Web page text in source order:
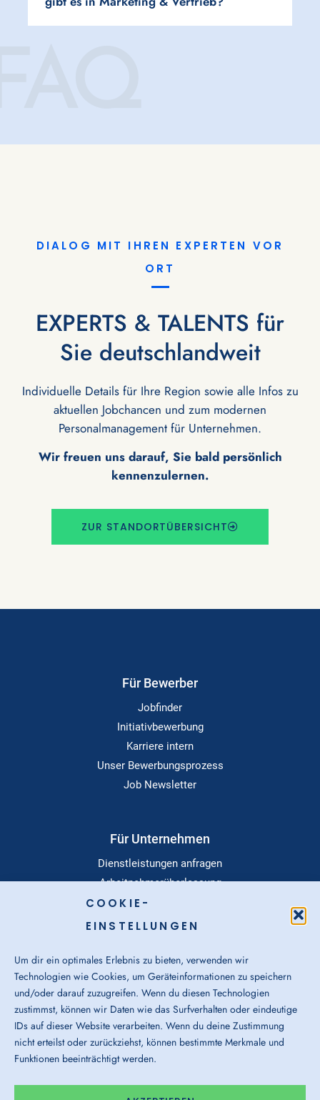
COOKIE-
EINSTELLUNGEN
Um dir ein optimales Erlebnis zu bieten, verwenden wir
Technologien wie Cookies, um Geräteinformationen zu speichern
und/oder darauf zuzugreifen. Wenn du diesen Technologien
zustimmst, können wir Daten wie das Surfverhalten oder eindeutige
IDs auf dieser Website verarbeiten. Wenn du deine Zustimmung
nicht erteilst oder zurückziehst, können bestimmte Merkmale und
Funktionen beeinträchtigt werden.
DIALOG MIT IHREN EXPERTEN VOR
ORT
EXPERTS & TALENTS für
Sie deutschlandweit
Individuelle Details für Ihre Region sowie alle Infos zu
aktuellen Jobchancen und zum modernen
Personalmanagement für Unternehmen.
Wir freuen uns darauf, Sie bald persönlich
kennenzulernen.
ZUR STANDORTÜBERSICHT
Für Bewerber
Jobfinder
Initiativbewerbung
Karriere intern
Unser Bewerbungsprozess
Job Newsletter
Für Unternehmen
Dienstleistungen anfragen
Arbeitnehmerüberlassung
Personalvermittlung
Executive Search
Dialog
Über Uns
Login-Bereich
Sitemap-Navigation